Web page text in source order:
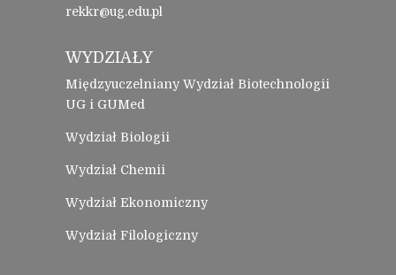
rekkr@ug.edu.pl
WYDZIAŁY
Międzyuczelniany Wydział Biotechnologii
UG i GUMed
Wydział Biologii
Wydział Chemii
Wydział Ekonomiczny
Wydział Filologiczny